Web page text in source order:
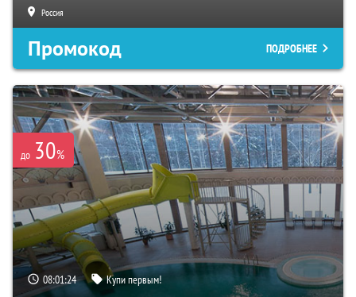
Россия
Промокод ПОДРОБНЕЕ
до 30%
08:01:23 Купи первым!